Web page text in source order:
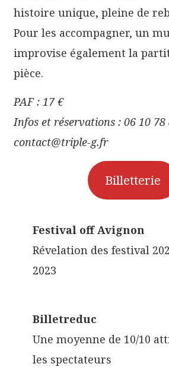
histoire unique, pleine de
Pour les accompagner, un
improvise également la
pièce.
PAF : 17 €
Infos et réservations : 06 10 78
contact@triple-g.fr
Billetterie
Festival off Avignon
Révelation des festival
2023
Billetreduc
Une moyenne de 10/10
les spectateurs